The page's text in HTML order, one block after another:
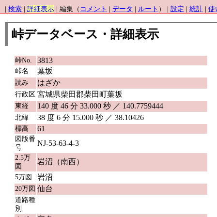
検索 詳細表示 | 編集（ コメント データ ルート ） | 設定 統計 使
峠データベース・詳細表示
峠No. 3813
峠名 葉坂
読み はざか
行政区 宮城県柴田郡柴田町葉坂
東経 140 度 46 分 33.000 秒 ／ 140.7759444
北緯 38 度 6 分 15.000 秒 ／ 38.10426
標高 61
図版番
号
NJ-53-63-4-3
2.5万
図
岩沼（南西）
5万図 岩沼
20万図 仙台
道路種
別